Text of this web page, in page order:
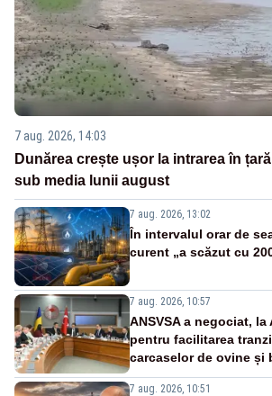
7 aug. 2026, 14:03
Dunărea crește ușor la intrarea în
sub media lunii august
7 aug. 2026, 13:02
În intervalul orar de
curent „a scăzut cu
7 aug. 2026, 10:57
ANSVSA a negociat,
pentru facilitarea
carcaselor de ovine și
7 aug. 2026, 10:51